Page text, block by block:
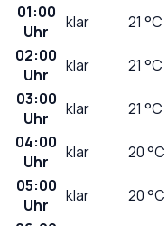
01:00
Uhr
klar 21 °C
02:00
Uhr
klar 21 °C
03:00
Uhr
klar 21 °C
04:00
Uhr
klar 20°C
05:00
Uhr
klar 20°C